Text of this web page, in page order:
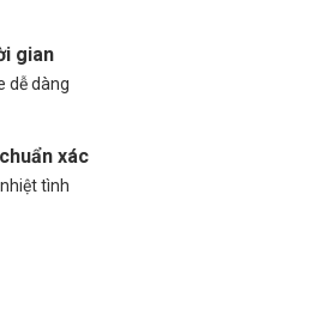
gian
dễ dàng
xác
tình